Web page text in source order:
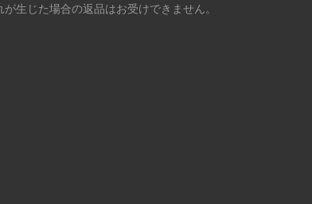
が生じた場合の返品はお受けできません。